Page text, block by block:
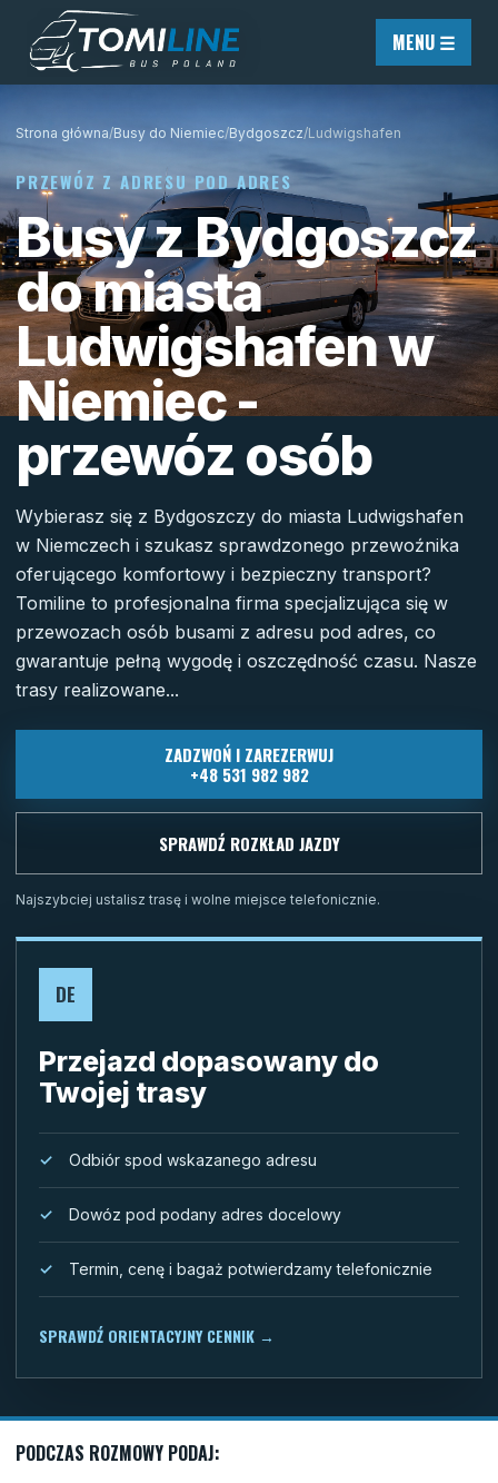
Przejdź do treści
MENU ☰
Strona główna/Busy do Niemiec/Bydgoszcz/Ludwigshafen
PRZEWÓZ Z ADRESU POD ADRES
Busy z Bydgoszcz
do miasta
Ludwigshafen w
Niemiec -
przewóz osób
Wybierasz się z Bydgoszczy do miasta Ludwigshafen
w Niemczech i szukasz sprawdzonego przewoźnika
oferującego komfortowy i bezpieczny transport?
Tomiline to profesjonalna firma specjalizująca się w
przewozach osób busami z adresu pod adres, co
gwarantuje pełną wygodę i oszczędność czasu. Nasze
trasy realizowane...
ZADZWOŃ I ZAREZERWUJ
+48 531 982 982
SPRAWDŹ ROZKŁAD JAZDY
Najszybciej ustalisz trasę i wolne miejsce telefonicznie.
DE
Przejazd dopasowany do
Twojej trasy
Odbiór spod wskazanego adresu
Dowóz pod podany adres docelowy
Termin, cenę i bagaż potwierdzamy telefonicznie
SPRAWDŹ ORIENTACYJNY CENNIK →
PODCZAS ROZMOWY PODAJ: